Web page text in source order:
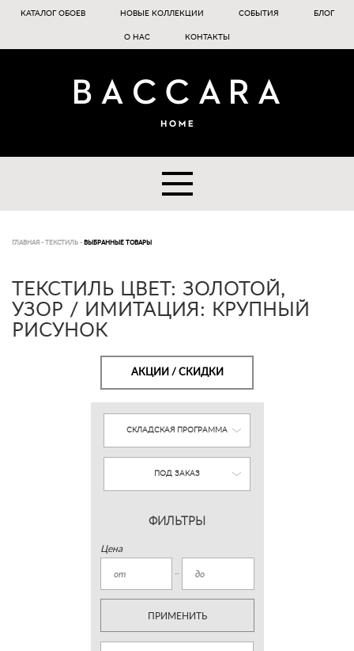
КАТАЛОГ ОБОЕВ НОВЫЕ КОЛЛЕКЦИИ СОБЫТИЯ БЛОГ
О НАС КОНТАКТЫ
ГЛАВНАЯ - ТЕКСТИЛЬ - ВЫБРАННЫЕ ТОВАРЫ
ТЕКСТИЛЬ ЦВЕТ: ЗОЛОТОЙ,
УЗОР / ИМИТАЦИЯ: КРУПНЫЙ
РИСУНОК
АКЦИИ / СКИДКИ
СКЛАДСКАЯ ПРОГРАММА
ПОД ЗАКАЗ
ФИЛЬТРЫ
Цена
ПРИМЕНИТЬ